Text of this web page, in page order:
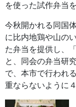
を使った試作弁当
今秋開かれる同国
に比内地鶏や山の
た弁当を提供し、
と、同会の弁当研
で、本市で行われ
重ならないように